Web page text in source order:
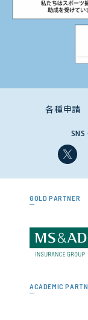
各種申請
GOLD PARTNER
ACADEMIC